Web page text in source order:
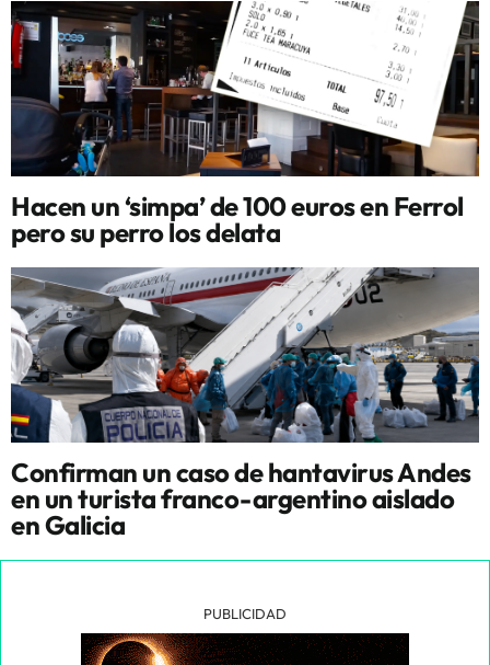
Hacen un ‘simpa’ de 100 euros en Ferrol
pero su perro los delata
Confirman un caso de hantavirus Andes
en un turista franco-argentino aislado
en Galicia
PUBLICIDAD